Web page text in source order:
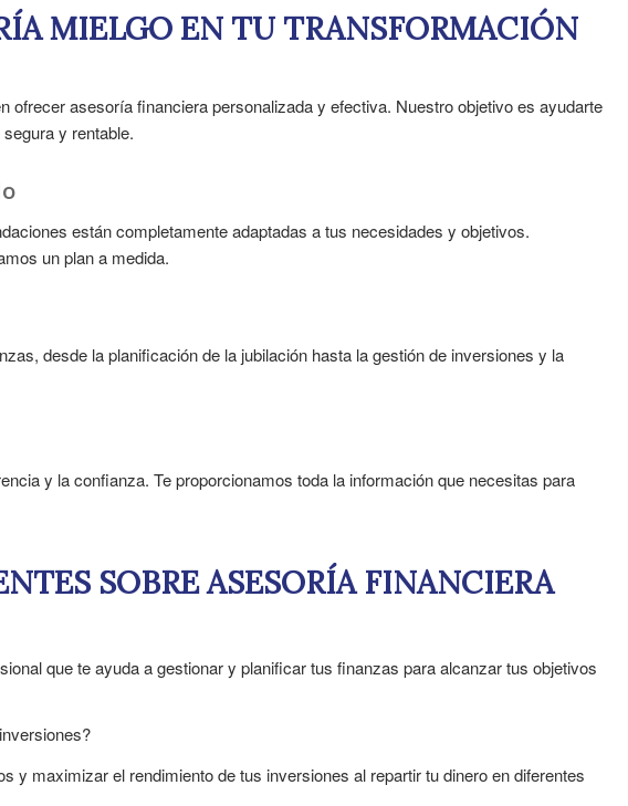
MIELGO EN TU TRANSFORMACIÓN
ofrecer asesoría financiera personalizada y efectiva. Nuestro objetivo es ayudarte
y rentable.
están completamente adaptadas a tus necesidades y objetivos.
un plan a medida.
desde la planificación de la jubilación hasta la gestión de inversiones y la
y la confianza. Te proporcionamos toda la información que necesitas para
SOBRE ASESORÍA FINANCIERA
que te ayuda a gestionar y planificar tus finanzas para alcanzar tus objetivos
y maximizar el rendimiento de tus inversiones al repartir tu dinero en diferentes